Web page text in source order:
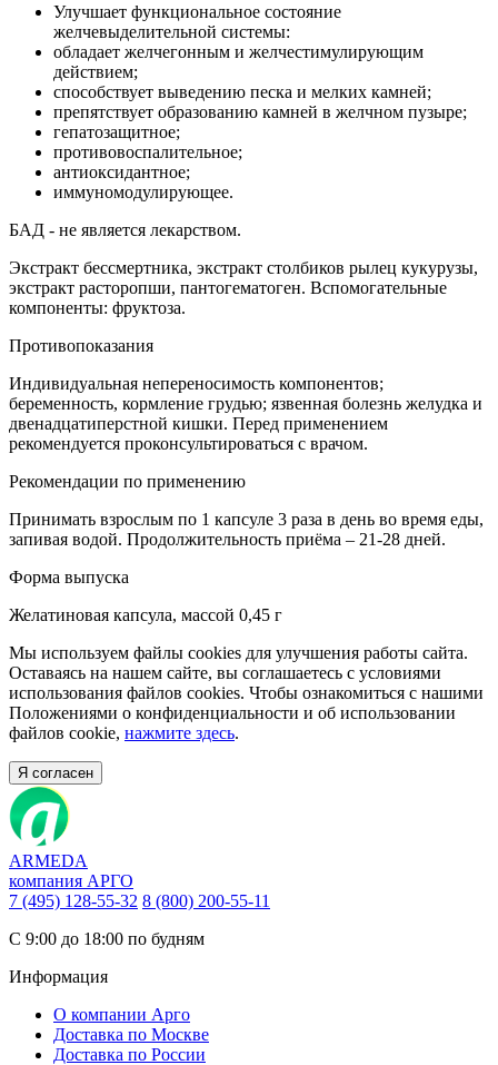
Улучшает функциональное состояние
желчевыделительной системы:
обладает желчегонным и желчестимулирующим
действием;
способствует выведению песка и мелких камней;
препятствует образованию камней в желчном пузыре;
гепатозащитное;
противовоспалительное;
антиоксидантное;
иммуномодулирующее.
БАД - не является лекарством.
Экстракт бессмертника, экстракт столбиков рылец кукурузы,
экстракт расторопши, пантогематоген. Вспомогательные
компоненты: фруктоза.
Противопоказания
Индивидуальная непереносимость компонентов;
беременность, кормление грудью; язвенная болезнь желудка и
двенадцатиперстной кишки. Перед применением
рекомендуется проконсультироваться с врачом.
Рекомендации по применению
Принимать взрослым по 1 капсуле 3 раза в день во время еды,
запивая водой. Продолжительность приёма – 21-28 дней.
Форма выпуска
Желатиновая капсула, массой 0,45 г
Мы используем файлы cookies для улучшения работы сайта.
Оставаясь на нашем сайте, вы соглашаетесь с условиями
использования файлов cookies. Чтобы ознакомиться с нашими
Положениями о конфиденциальности и об использовании
файлов cookie, нажмите здесь.
Я согласен
ARMEDA
компания АРГО
7 (495) 128-55-32 8 (800) 200-55-11
С 9:00 до 18:00 по будням
Информация
О компании Арго
Доставка по Москве
Доставка по России